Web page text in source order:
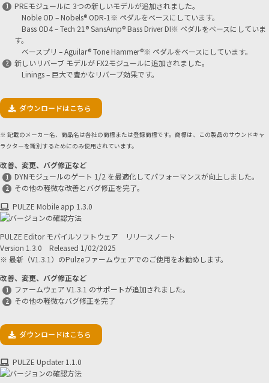
PREモジュールに 3つの新しいモデルが追加されました。
Noble OD – Nobels® ODR-1※ ペダルをベースにしています。
Bass OD4 – Tech 21® SansAmp® Bass Driver DI※ ペダルをベースにしていま
す。
ベースプリ – Aguilar® Tone Hammer®※ ペダルをベースにしています。
新しいリバーブ モデルが FX2モジュールに追加されました。
Linings – 巨大で豊かなリバーブ効果です。
ダウンロードはこちら
※ 記載のメーカー名、商品名は各社の商標または登録商標です。商標は、この製品のサウンドキャ
ラクターを識別するためにのみ使用されています。
改善、変更、バグ修正など
DYNモジュールのゲート 1/2 を最適化してパフォーマンスが向上しました。
その他の軽微な改善とバグ修正を完了。
PULZE Mobile app 1.3.0
PULZE Editor モバイルソフトウェア リリースノート
Version 1.3.0 Released 1/02/2025
※ 最新（V1.3.1）のPulzeファームウェアでのご使用をお勧めします。
改善、変更、バグ修正など
ファームウェア V1.3.1 のサポートが追加されました。
その他の軽微なバグ修正を完了
ダウンロードはこちら
PULZE Updater 1.1.0